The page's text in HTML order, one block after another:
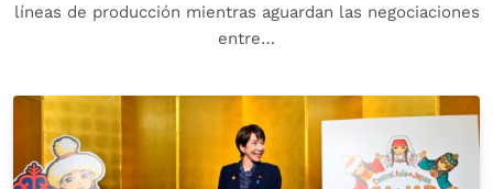
líneas de producción mientras aguardan las negociaciones
entre…